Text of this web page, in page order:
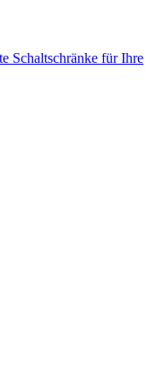
Schaltschränke für Ihre